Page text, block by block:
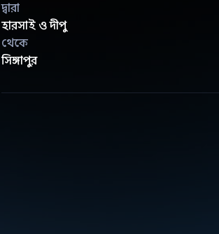
দ্বারা
হারসাই ও দীপু
থেকে
সিঙ্গাপুর